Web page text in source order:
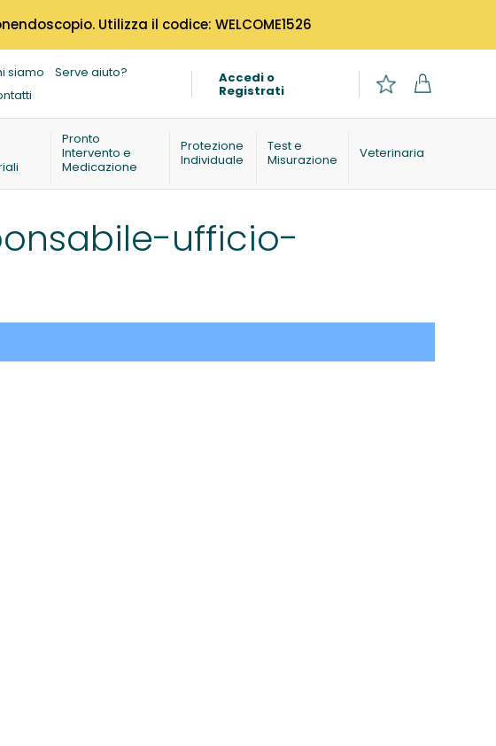
Utilizza il codice: WELCOME1526
siamo
Serve aiuto?
Accedi o
Registrati
Pronto
Intervento e
Medicazione
Protezione
Individuale
Test e
Misurazione
Veterinaria
ufficio-